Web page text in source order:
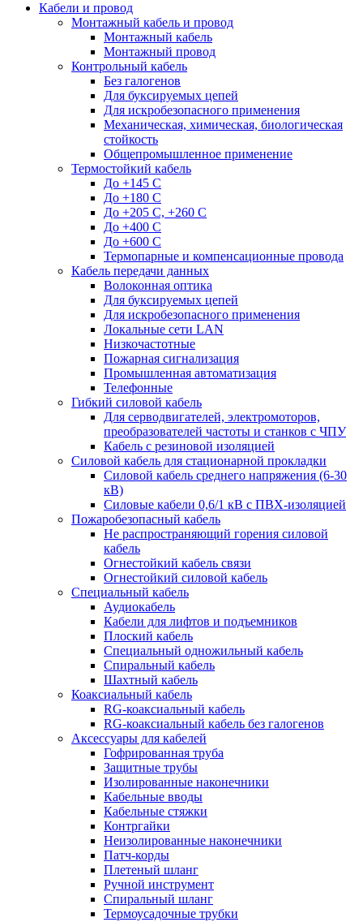
Кабели и провод
Монтажный кабель и провод
Монтажный кабель
Монтажный провод
Контрольный кабель
Без галогенов
Для буксируемых цепей
Для искробезопасного применения
Механическая, химическая, биологическая
стойкость
Общепромышленное применение
Термостойкий кабель
До +145 С
До +180 C
До +205 С, +260 С
До +400 C
До +600 С
Термопарные и компенсационные провода
Кабель передачи данных
Волоконная оптика
Для буксируемых цепей
Для искробезопасного применения
Локальные сети LAN
Низкочастотные
Пожарная сигнализация
Промышленная автоматизация
Телефонные
Гибкий силовой кабель
Для серводвигателей, электромоторов,
преобразователей частоты и станков с ЧПУ
Кабель с резиновой изоляцией
Силовой кабель для стационарной прокладки
Силовой кабель среднего напряжения (6-30
кВ)
Силовые кабели 0,6/1 кВ с ПВХ-изоляцией
Пожаробезопасный кабель
Не распространяющий горения силовой
кабель
Огнестойкий кабель связи
Огнестойкий силовой кабель
Специальный кабель
Аудиокабель
Кабели для лифтов и подъемников
Плоский кабель
Специальный одножильный кабель
Спиральный кабель
Шахтный кабель
Коаксиальный кабель
RG-коаксиальный кабель
RG-коаксиальный кабель без галогенов
Аксессуары для кабелей
Гофрированная труба
Защитные трубы
Изолированные наконечники
Кабельные вводы
Кабельные стяжки
Контргайки
Неизолированные наконечники
Патч-корды
Плетеный шланг
Ручной инструмент
Спиральный шланг
Термоусадочные трубки